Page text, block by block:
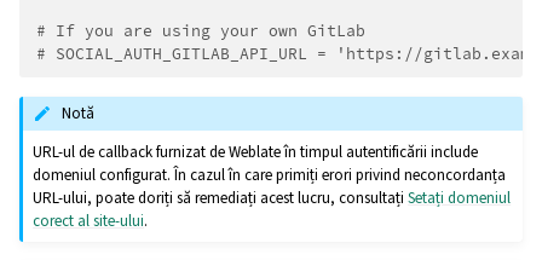
# If you are using your own GitLab
# SOCIAL_AUTH_GITLAB_API_URL = 'https://
Notă
URL-ul de callback furnizat de Weblate în timpul autentificării include
domeniul configurat. În cazul în care primiți erori privind neconcordanța
URL-ului, poate doriți să remediați acest lucru, consultațiSetați domeniul
corect al site-ului.